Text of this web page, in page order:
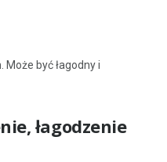
być łagodny i
łagodzenie